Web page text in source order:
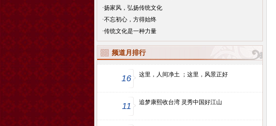
·扬家风，弘扬传统文化
·不忘初心，方得始终
·传统文化是一种力量
频道月排行
16 这里，人间净土 ；这里，风景正好
11 追梦康熙收台湾 灵秀中国好江山